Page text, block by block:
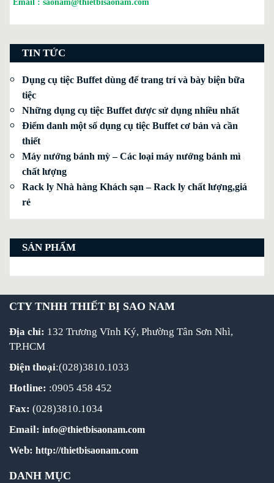
TIN TỨC
Dụng cụ tiệc Buffet dùng để trang trí và bày biện bữa
tiệc
Những dụng cụ tiệc Buffet được sử dụng nhiều nhất
Điểm danh một số dụng cụ tiệc Buffet cơ bản và cần
thiết
Máy nướng bánh mỳ – Các loại máy nướng bánh mì
chất lượng
Rack ly Nhà hàng Khách sạn – Rack ly chất lượng,giá
rẻ
SẢN PHẨM
CTY TNHH THIẾT BỊ SAO NAM
Địa chỉ: 132 Trương Vĩnh Ký, Phường Tân Sơn Nhì,
TP.HCM
Điện thoại:(028)3810.1033
Hotline: :0905 458 452
Fax: (028)3810.1034
Email: info@thietbisaonam.com
Web: http://thietbisaonam.com
DANH MỤC